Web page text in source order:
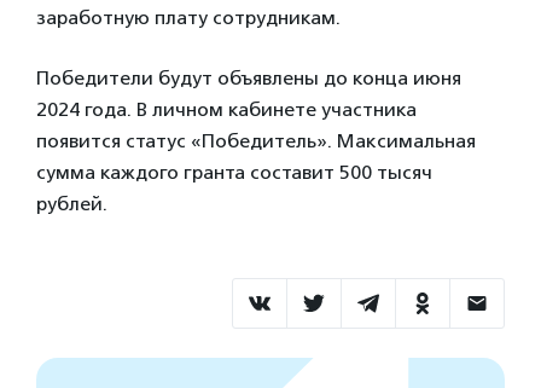
заработную плату сотрудникам.
Победители будут объявлены до конца июня
2024 года. В личном кабинете участника
появится статус «Победитель». Максимальная
сумма каждого гранта составит 500 тысяч
рублей.